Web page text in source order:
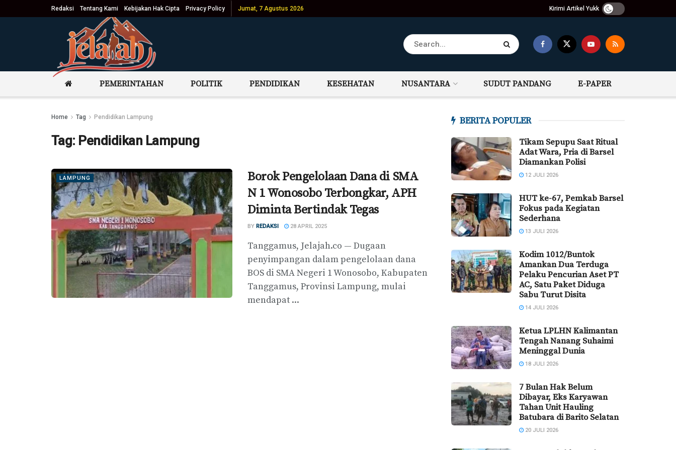
Redaksi Tentang Kami Kebijakan Hak Cipta Privacy Policy Jumat, 7 Agustus 2026 Kirimi Artikel Yukk
PEMERINTAHAN POLITIK PENDIDIKAN KESEHATAN NUSANTARA SUDUT PANDANG E-PAPER
Home Tag Pendidikan Lampung
Tag: Pendidikan Lampung
LAMPUNG
Borok Pengelolaan Dana di SMA
N 1 Wonosobo Terbongkar, APH
Diminta Bertindak Tegas
BY REDAKSI 28 APRIL 2025
Tanggamus, Jelajah.co — Dugaan
penyimpangan dalam pengelolaan dana
BOS di SMA Negeri 1 Wonosobo, Kabupaten
Tanggamus, Provinsi Lampung, mulai
mendapat ...
BERITA POPULER
Tikam Sepupu Saat Ritual
Adat Wara, Pria di Barsel
Diamankan Polisi
12 JULI 2026
HUT ke-67, Pemkab Barsel
Fokus pada Kegiatan
Sederhana
13 JULI 2026
Kodim 1012/Buntok
Amankan Dua Terduga
Pelaku Pencurian Aset PT
AC, Satu Paket Diduga
Sabu Turut Disita
14 JULI 2026
Ketua LPLHN Kalimantan
Tengah Nanang Suhaimi
Meninggal Dunia
18 JULI 2026
7 Bulan Hak Belum
Dibayar, Eks Karyawan
Tahan Unit Hauling
Batubara di Barito Selatan
20 JULI 2026